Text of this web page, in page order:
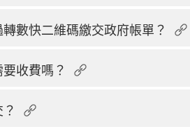
數快二維碼繳交政府帳單？
收費嗎？